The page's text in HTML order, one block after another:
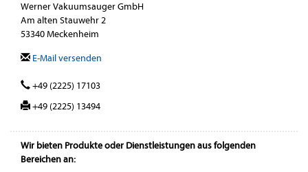
Werner Vakuumsauger GmbH
Am alten Stauwehr 2
53340 Meckenheim
E-Mail versenden
+49 (2225) 17103
+49 (2225) 13494
Wir bieten Produkte oder Dienstleistungen aus folgenden
Bereichen an: